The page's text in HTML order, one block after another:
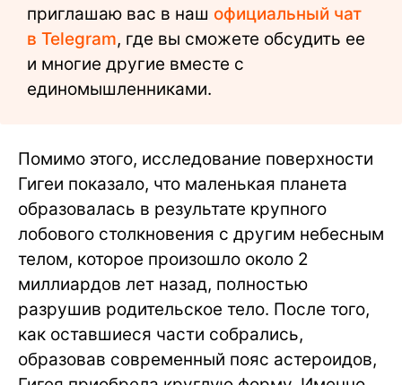
приглашаю вас в наш официальный чат
в Telegram, где вы сможете обсудить ее
и многие другие вместе с
единомышленниками.
Помимо этого, исследование поверхности
Гигеи показало, что маленькая планета
образовалась в результате крупного
лобового столкновения с другим небесным
телом, которое произошло около 2
миллиардов лет назад, полностью
разрушив родительское тело. После того,
как оставшиеся части собрались,
образовав современный пояс астероидов,